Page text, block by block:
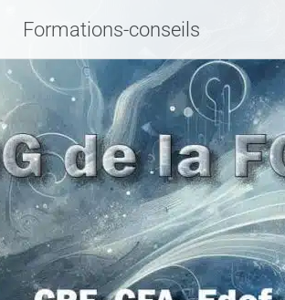
Formations-conseils